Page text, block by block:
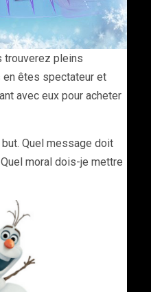
trouverez pleins
en êtes spectateur et
avec eux pour acheter
Quel message doit
moral dois-je mettre